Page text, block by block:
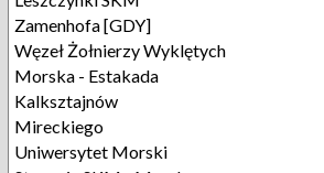
Zamenhofa [GDY]
Węzeł Żołnierzy Wyklętych
Morska - Estakada
Kalksztajnów
Mireckiego
Uniwersytet Morski